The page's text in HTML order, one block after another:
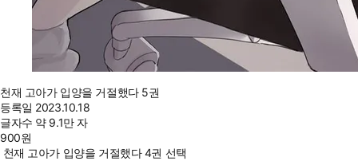
천재 고아가 입양을 거절했다 5권
등록일 2023.10.18
글자수 약 9.1만 자
900원
천재 고아가 입양을 거절했다 4권 선택